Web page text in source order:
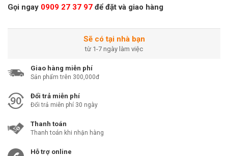
Gọi ngay 0909 27 37 97 để đặt và giao hàng
Sẽ có tại nhà bạn
từ 1-7 ngày làm việc
Giao hàng miễn phí
Sản phẩm trên 300,000đ
Đổi trả miễn phí
Đổi trả miễn phí 30 ngày
Thanh toán
Thanh toán khi nhận hàng
Hỗ trợ online